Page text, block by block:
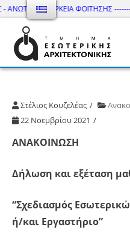
ΔΙΑΡΚΕΙΑ ΦΟΙΤΗΣΗΣ
Τμήμα Εσωτ.
Στέλιος Κουζελέας
22 Νοεμβρίου 2021
ΑΝΑΚΟΙΝΩΣΗ
Δήλωση και εξέταση
“Σχεδιασμός
ή/και Εργαστήριο”